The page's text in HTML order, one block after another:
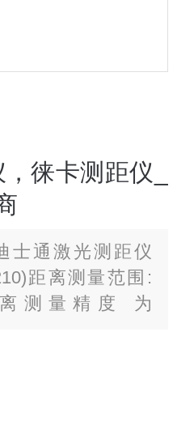
徕卡测距仪_
士通激光测距仪
距离测量范围:
离测量精度 为
角落、狭缝边缘
都能应对